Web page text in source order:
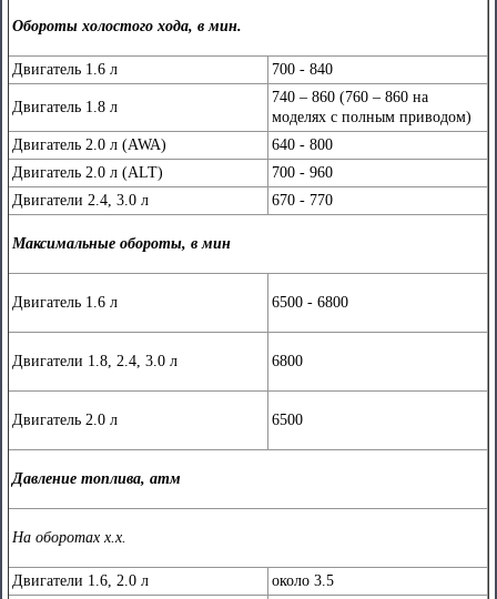
Обороты холостого хода, в мин.
Двигатель 1.6 л 700 - 840
Двигатель 1.8 л
740 – 860 (760 – 860 на
моделях с полным приводом)
Двигатель 2.0 л (AWA)
640 - 800
Двигатель 2.0 л (ALT)
700 - 960
Двигатели 2.4, 3.0 л
670 - 770
Максимальные обороты, в мин
Двигатель 1.6 л 6500 - 6800
Двигатели 1.8, 2.4, 3.0 л 6800
Двигатель 2.0 л 6500
Давление топлива, атм
На оборотах х.х.
Двигатели 1.6, 2.0 л
около 3.5